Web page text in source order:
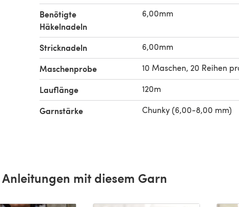
Benötigte
Häkelnadeln
6,00mm
Stricknadeln 6,00mm
Maschenprobe 10 Maschen, 20 Reihen
Lauflänge 120m
Garnstärke Chunky (6,00-8,00 mm)
Anleitungen mit diesem Garn